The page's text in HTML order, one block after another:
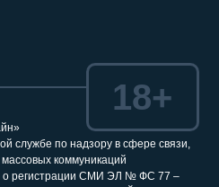
службе по надзору в сфере связи,
коммуникаций
о регистрации СМИ ЭЛ № ФС 77 –
18+